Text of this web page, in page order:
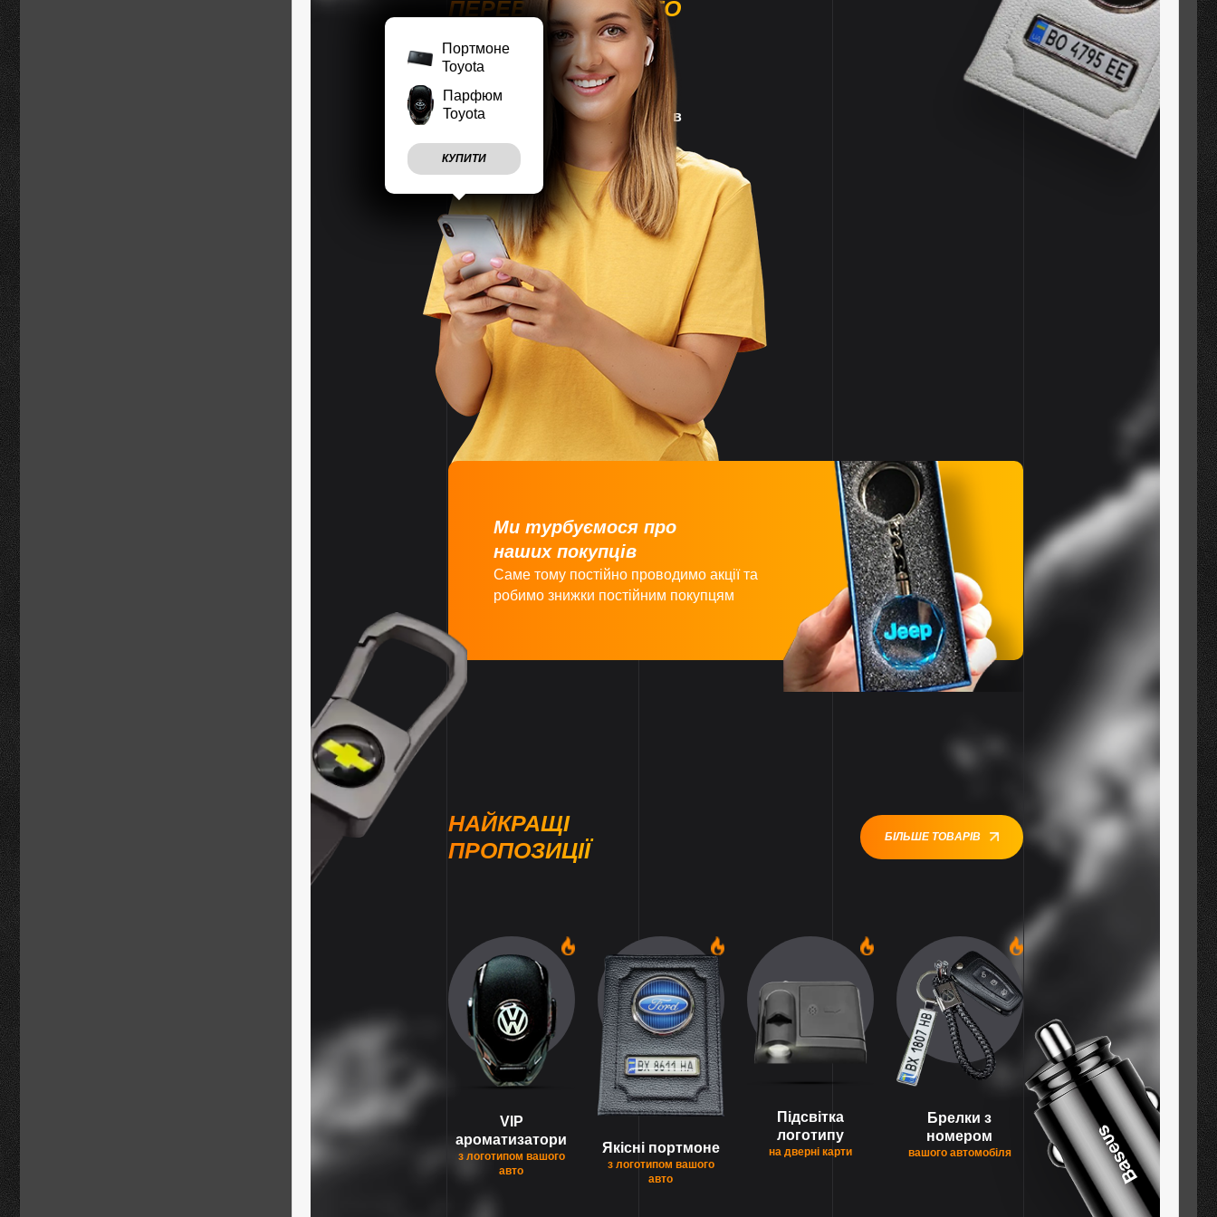
Портмоне
Toyota
Парфюм
Toyota
КУПИТИ
ПЕРЕВАГИ НАШОГО
МАГАЗИНУ
Наш магазин працює7 днів
Враховуємопобажання
клієнтів
Швидковідправляємо
замовлення
Великий асортимент
товарів
Ми турбуємося про
наших покупців
Саме тому постійно проводимо акції та
робимо знижки постійним покупцям
НАЙКРАЩІ
ПРОПОЗИЦІЇ
БІЛЬШЕ ТОВАРІВ
VIP
ароматизатори
з логотипом вашого
авто
Якісні портмоне
з логотипом вашого
авто
Підсвітка
логотипу
на дверні карти
Брелки з
номером
вашого автомобіля